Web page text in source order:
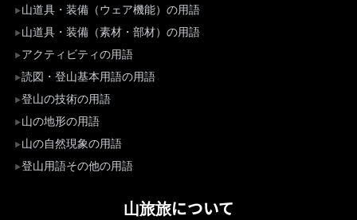
山道具・装備（ウェア機能）の用語
山道具・装備（素材・部材）の用語
アクティビティの用語
読図・登山基本用語の用語
登山の技術の用語
山の地形の用語
山の自然現象の用語
登山用語その他の用語
山旅旅について